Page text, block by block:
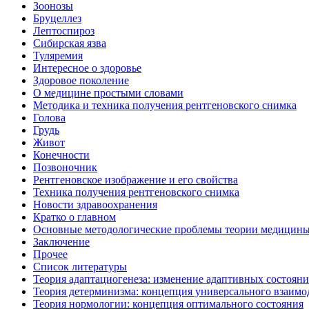
Зоонозы
Бруцеллез
Лептоспироз
Сибирская язва
Туляремия
Интересное о здоровье
Здоровое поколение
О медицине простыми словами
Методика и техника получения рентгеновского снимка
Голова
Грудь
Живот
Конечности
Позвоночник
Рентгеновское изображение и его свойства
Техника получения рентгеновского снимка
Новости здравоохранения
Кратко о главном
Основные методологические проблемы теории
Заключение
Прочее
Список литературы
Теория адаптациогенеза: изменение адаптивных
Теория детерминизма: концепция универсального
Теория нормологии: концепция оптимального состояния